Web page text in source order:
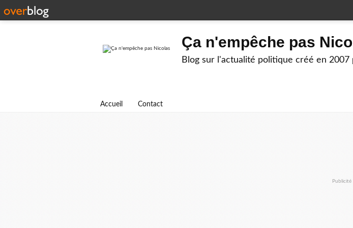
Ça n'empêche pas
Blog sur l'actualité politique créé en 2007
Accueil Contact
Publicité